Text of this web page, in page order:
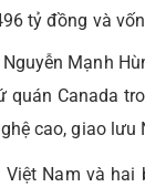
tỷ đồng và vốn
Nguyễn Mạnh
Canada
cao, giao
Nam và